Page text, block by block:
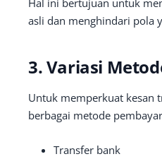
asli dan menghindari pola
3. Variasi
Untuk memperkuat kesan
berbagai metode
Transfer bank